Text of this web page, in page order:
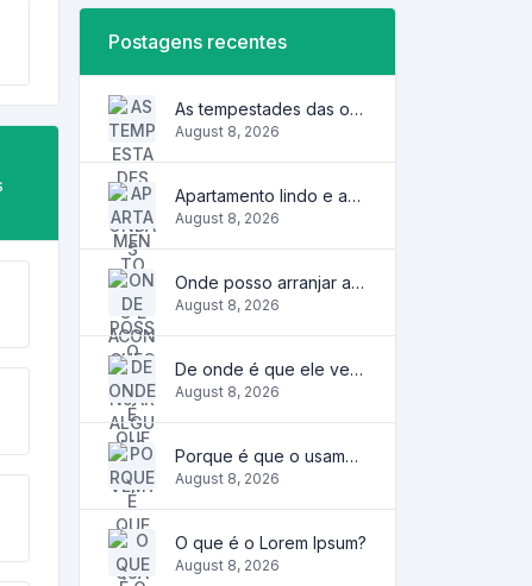
Postagens recentes
As tempestades das ondas
August 8, 2026
Apartamento lindo e aconchegante
August 8, 2026
Onde posso arranjar algum?
August 8, 2026
De onde é que ele vem?
August 8, 2026
Porque é que o usamos?
August 8, 2026
O que é o Lorem Ipsum?
August 8, 2026